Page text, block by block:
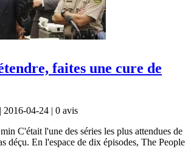
faites une cure de
| 2016-04-24 | 0 avis
C'était l'une des séries les plus attendues de
déçu. En l'espace de dix épisodes, The People